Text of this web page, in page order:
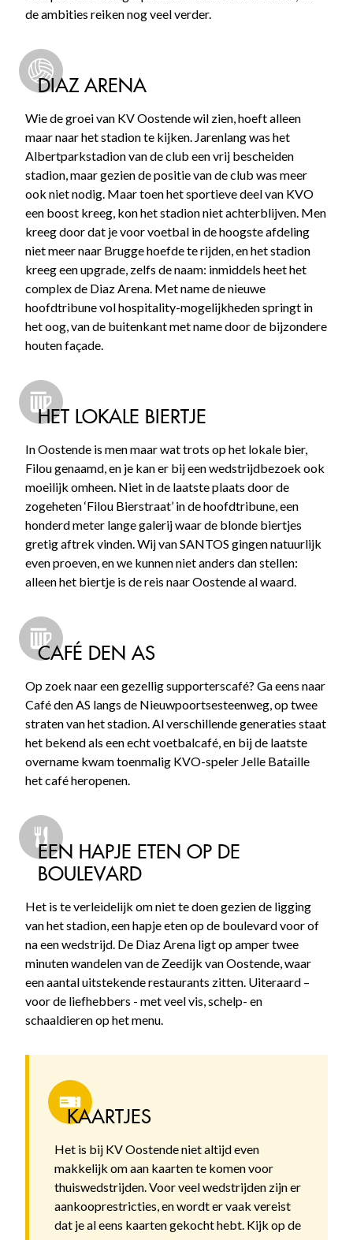
de ambities reiken nog veel verder.
DIAZ ARENA
Wie de groei van KV Oostende wil zien, hoeft alleen
maar naar het stadion te kijken. Jarenlang was het
Albertparkstadion van de club een vrij bescheiden
stadion, maar gezien de positie van de club was meer
ook niet nodig. Maar toen het sportieve deel van KVO
een boost kreeg, kon het stadion niet achterblijven. Men
kreeg door dat je voor voetbal in de hoogste afdeling
niet meer naar Brugge hoefde te rijden, en het stadion
kreeg een upgrade, zelfs de naam: inmiddels heet het
complex de Diaz Arena. Met name de nieuwe
hoofdtribune vol hospitality-mogelijkheden springt in
het oog, van de buitenkant met name door de bijzondere
houten façade.
HET LOKALE BIERTJE
In Oostende is men maar wat trots op het lokale bier,
Filou genaamd, en je kan er bij een wedstrijdbezoek ook
moeilijk omheen. Niet in de laatste plaats door de
zogeheten ‘Filou Bierstraat’ in de hoofdtribune, een
honderd meter lange galerij waar de blonde biertjes
gretig aftrek vinden. Wij van SANTOS gingen natuurlijk
even proeven, en we kunnen niet anders dan stellen:
alleen het biertje is de reis naar Oostende al waard.
CAFÉ DEN AS
Op zoek naar een gezellig supporterscafé? Ga eens naar
Café den AS langs de Nieuwpoortsesteenweg, op twee
straten van het stadion. Al verschillende generaties staat
het bekend als een echt voetbalcafé, en bij de laatste
overname kwam toenmalig KVO-speler Jelle Bataille
het café heropenen.
EEN HAPJE ETEN OP DE
BOULEVARD
Het is te verleidelijk om niet te doen gezien de ligging
van het stadion, een hapje eten op de boulevard voor of
na een wedstrijd. De Diaz Arena ligt op amper twee
minuten wandelen van de Zeedijk van Oostende, waar
een aantal uitstekende restaurants zitten. Uiteraard –
voor de liefhebbers - met veel vis, schelp- en
schaaldieren op het menu.
KAARTJES
Het is bij KV Oostende niet altijd even
makkelijk om aan kaarten te komen voor
thuiswedstrijden. Voor veel wedstrijden zijn er
aankooprestricties, en wordt er vaak vereist
dat je al eens kaarten gekocht hebt. Kijk op de